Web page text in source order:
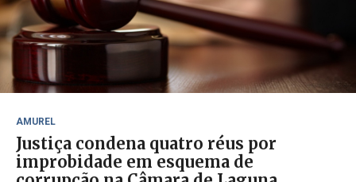
AMUREL
Justiça condena quatro réus por
improbidade em esquema de